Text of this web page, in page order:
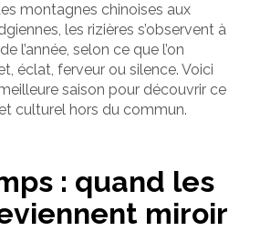
montagnes chinoises aux
les rizières s’observent à
l’année, selon ce que l’on
éclat, ferveur ou silence. Voici
saison pour découvrir ce
culturel hors du commun.
: quand les
miroir